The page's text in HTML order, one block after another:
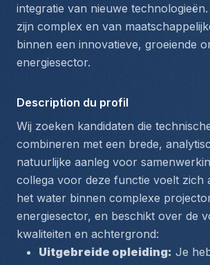
integratie van nieuwe
zijn complex en van
binnen een innovatieve, groeiende
energiesector.
Description du profil
Wij zoeken kandidaten die
combineren met een brede,
natuurlijke aanleg voor
collega voor deze functie voelt zich
het water binnen complexe
energiesector, en beschikt over de
kwaliteiten en achtergrond:
Uitgebreide opleiding: Je